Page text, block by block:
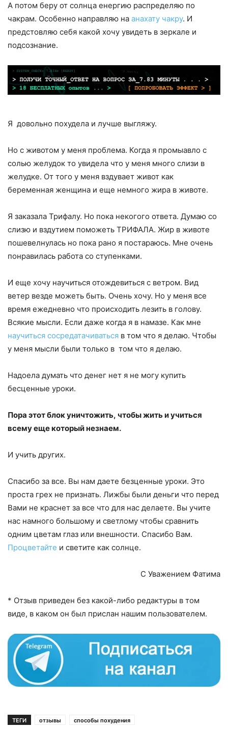
А потом беру от солнца енергию распределяю по
чакрам. Особенно направляю на анахату чакру. И
предстовляю себя какой хочу увидеть в зеркале и
подсознание.
Я довольно похудела и лучше выгляжу.
Но с животом у меня проблема. Когда я промыавло с
солью желудок то увидела что у меня много слизи в
желудке. От того у меня вздувает живот как
беременная женщина и еще немного жира в животе.
Я заказала Трифалу. Но пока некогого ответа. Думаю со
слизю и вздутием поможеть ТРИФАЛА. Жир в животе
пошевелнулась но пока рано я постараюсь. Мне очень
понравилась работа со ступенками.
И еще хочу научиться отождевиться с ветром. Вид
ветер везде можеть быть. Очень хочу. Но у меня все
время ежедневно что происходить лезить в голову.
Всякие мысли. Если даже когда я в намазе. Как мне
научиться сосредатачиваться в том что я делаю. Чтобы
у меня мысли были только в том что я делаю.
Надоела думать что денег нет я не могу купить
бесценные уроки.
Пора этот блок уничтожить, чтобы жить и учиться
всему еще который незнаем.
И учить других.
Спасибо за все. Вы нам даете безценные уроки. Это
проста грех не признать. Лижбы были деньги что перед
Вами не краснет за все что для нас делаете. Вы учите
нас намного большому и светлому чтобы сравнить
одним цветам глаз или внешности. Спасибо Вам.
Процветайте и светите как солнце.
С Уважением Фатима
* Отзыв приведен без какой-либо редактуры в том
виде, в каком он был прислан нашим пользователем.
ТЕГИ отзывы способы похудения